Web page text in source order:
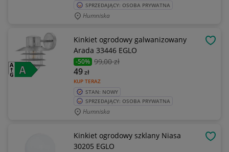
SPRZEDAJĄCY: OSOBA PRYWATNA
Humniska
Kinkiet ogrodowy galwanizowany
Arada 33446 EGLO
-50% 99,00 zł
KUP TERAZ
49zł
STAN: NOWY
SPRZEDAJĄCY: OSOBA PRYWATNA
Humniska
Kinkiet ogrodowy szklany Niasa
30205 EGLO